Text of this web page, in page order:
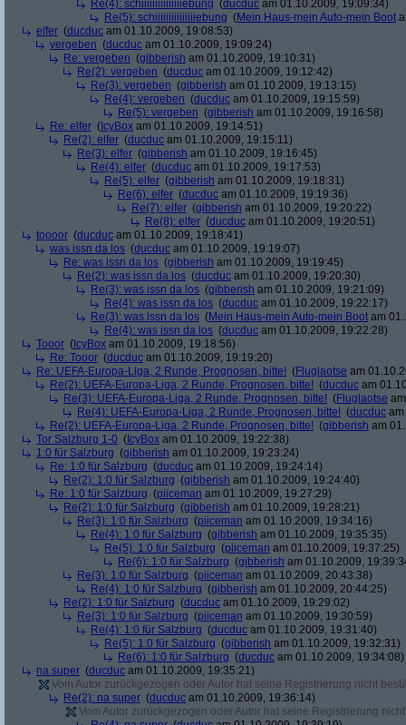
Re(4): schiiiiiiiiiiiiiiiebung (ducduc am 01.10.2009, 19:09:34)
Re(5): schiiiiiiiiiiiiiiiebung (Mein Haus-mein Auto-mein Boot
elfer (ducduc am 01.10.2009, 19:08:53)
vergeben (ducduc am 01.10.2009, 19:09:24)
Re: vergeben (gibberish am 01.10.2009, 19:10:31)
Re(2): vergeben (ducduc am 01.10.2009, 19:12:42)
Re(3): vergeben (gibberish am 01.10.2009, 19:13:15)
Re(4): vergeben (ducduc am 01.10.2009, 19:15:59)
Re(5): vergeben (gibberish am 01.10.2009, 19:16:58)
Re: elfer ( IcyBox am 01.10.2009, 19:14:51)
Re(2): elfer (ducduc am 01.10.2009, 19:15:11)
Re(3): elfer (gibberish am 01.10.2009, 19:16:45)
Re(4): elfer (ducduc am 01.10.2009, 19:17:53)
Re(5): elfer (gibberish am 01.10.2009, 19:18:31)
Re(6): elfer (ducduc am 01.10.2009, 19:19:36)
Re(7): elfer (gibberish am 01.10.2009, 19:20:22)
Re(8): elfer (ducduc am 01.10.2009, 19:20:51)
toooor (ducduc am 01.10.2009, 19:18:41)
was issn da los (ducduc am 01.10.2009, 19:19:07)
Re: was issn da los (gibberish am 01.10.2009, 19:19:45)
Re(2): was issn da los (ducduc am 01.10.2009, 19:20:30)
Re(3): was issn da los (gibberish am 01.10.2009, 19:21:09)
Re(4): was issn da los (ducduc am 01.10.2009, 19:22:17)
Re(3): was issn da los (Mein Haus-mein Auto-mein Boot am
Re(4): was issn da los (ducduc am 01.10.2009, 19:22:28)
Tooor ( IcyBox am 01.10.2009, 19:18:56)
Re: Tooor (ducduc am 01.10.2009, 19:19:20)
Re: UEFA-Europa-Liga, 2 Runde, Prognosen, bitte! (Fluglaotse am
Re(2): UEFA-Europa-Liga, 2 Runde, Prognosen, bitte! (ducduc am
Re(3): UEFA-Europa-Liga, 2 Runde, Prognosen, bitte! (Fluglaotse
Re(4): UEFA-Europa-Liga, 2 Runde, Prognosen, bitte! (ducduc
Re(2): UEFA-Europa-Liga, 2 Runde, Prognosen, bitte! (gibberish am
Tor Salzburg 1-0 ( IcyBox am 01.10.2009, 19:22:38)
1:0 für Salzburg (gibberish am 01.10.2009, 19:23:24)
Re: 1:0 für Salzburg (ducduc am 01.10.2009, 19:24:14)
Re(2): 1:0 für Salzburg (gibberish am 01.10.2009, 19:24:40)
Re: 1:0 für Salzburg (piiceman am 01.10.2009, 19:27:29)
Re(2): 1:0 für Salzburg (gibberish am 01.10.2009, 19:28:21)
Re(3): 1:0 für Salzburg (piiceman am 01.10.2009, 19:34:16)
Re(4): 1:0 für Salzburg (gibberish am 01.10.2009, 19:35:35)
Re(5): 1:0 für Salzburg (piiceman am 01.10.2009, 19:37:25)
Re(6): 1:0 für Salzburg (gibberish am 01.10.2009,
Re(3): 1:0 für Salzburg (piiceman am 01.10.2009, 20:43:38)
Re(4): 1:0 für Salzburg (gibberish am 01.10.2009, 20:44:25)
Re(2): 1:0 für Salzburg (ducduc am 01.10.2009, 19:29:02)
Re(3): 1:0 für Salzburg (piiceman am 01.10.2009, 19:30:59)
Re(4): 1:0 für Salzburg (ducduc am 01.10.2009, 19:31:40)
Re(5): 1:0 für Salzburg (gibberish am 01.10.2009, 19:32:31)
Re(6): 1:0 für Salzburg (ducduc am 01.10.2009, 19:34:08)
na super (ducduc am 01.10.2009, 19:35:21)
Vom Autor zurückgezogen oder Autor hat seine Registrierung nicht
Re(2): na super (ducduc am 01.10.2009, 19:36:14)
Vom Autor zurückgezogen oder Autor hat seine Registrierung